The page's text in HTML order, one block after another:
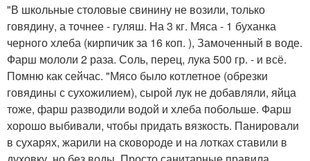
"В школьные столовые свинину не возили, только
говядину, а точнее - гуляш. На 3 кг. Мяса - 1 буханка
черного хлеба (кирпичик за 16 коп. ), Замоченный в воде.
Фарш мололи 2 раза. Соль, перец, лука 500 гр. - и всё.
Помню как сейчас. "Мясо было котлетное (обрезки
говядины с сухожилием), сырой лук не добавляли, яйца
тоже, фарш разводили водой и хлеба побольше. Фарш
хорошо выбивали, чтобы придать вязкость. Панировали
в сухарях, жарили на сковороде и на лотках ставили в